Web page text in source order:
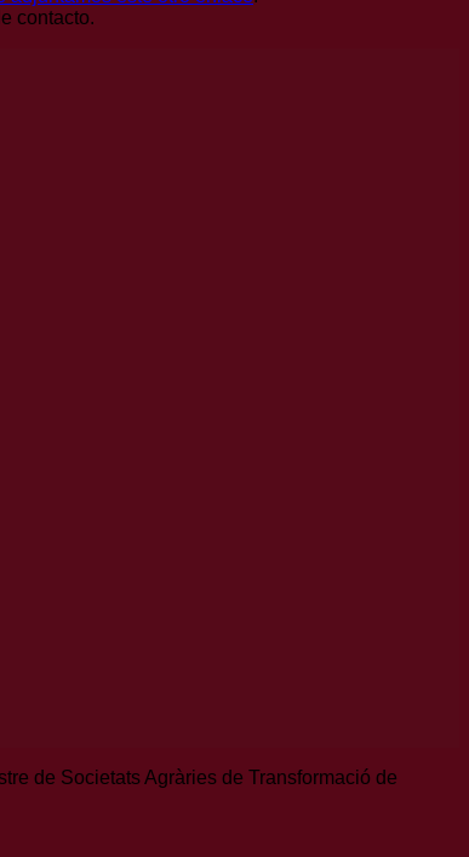
contacto.
de Societats Agràries de Transformació de